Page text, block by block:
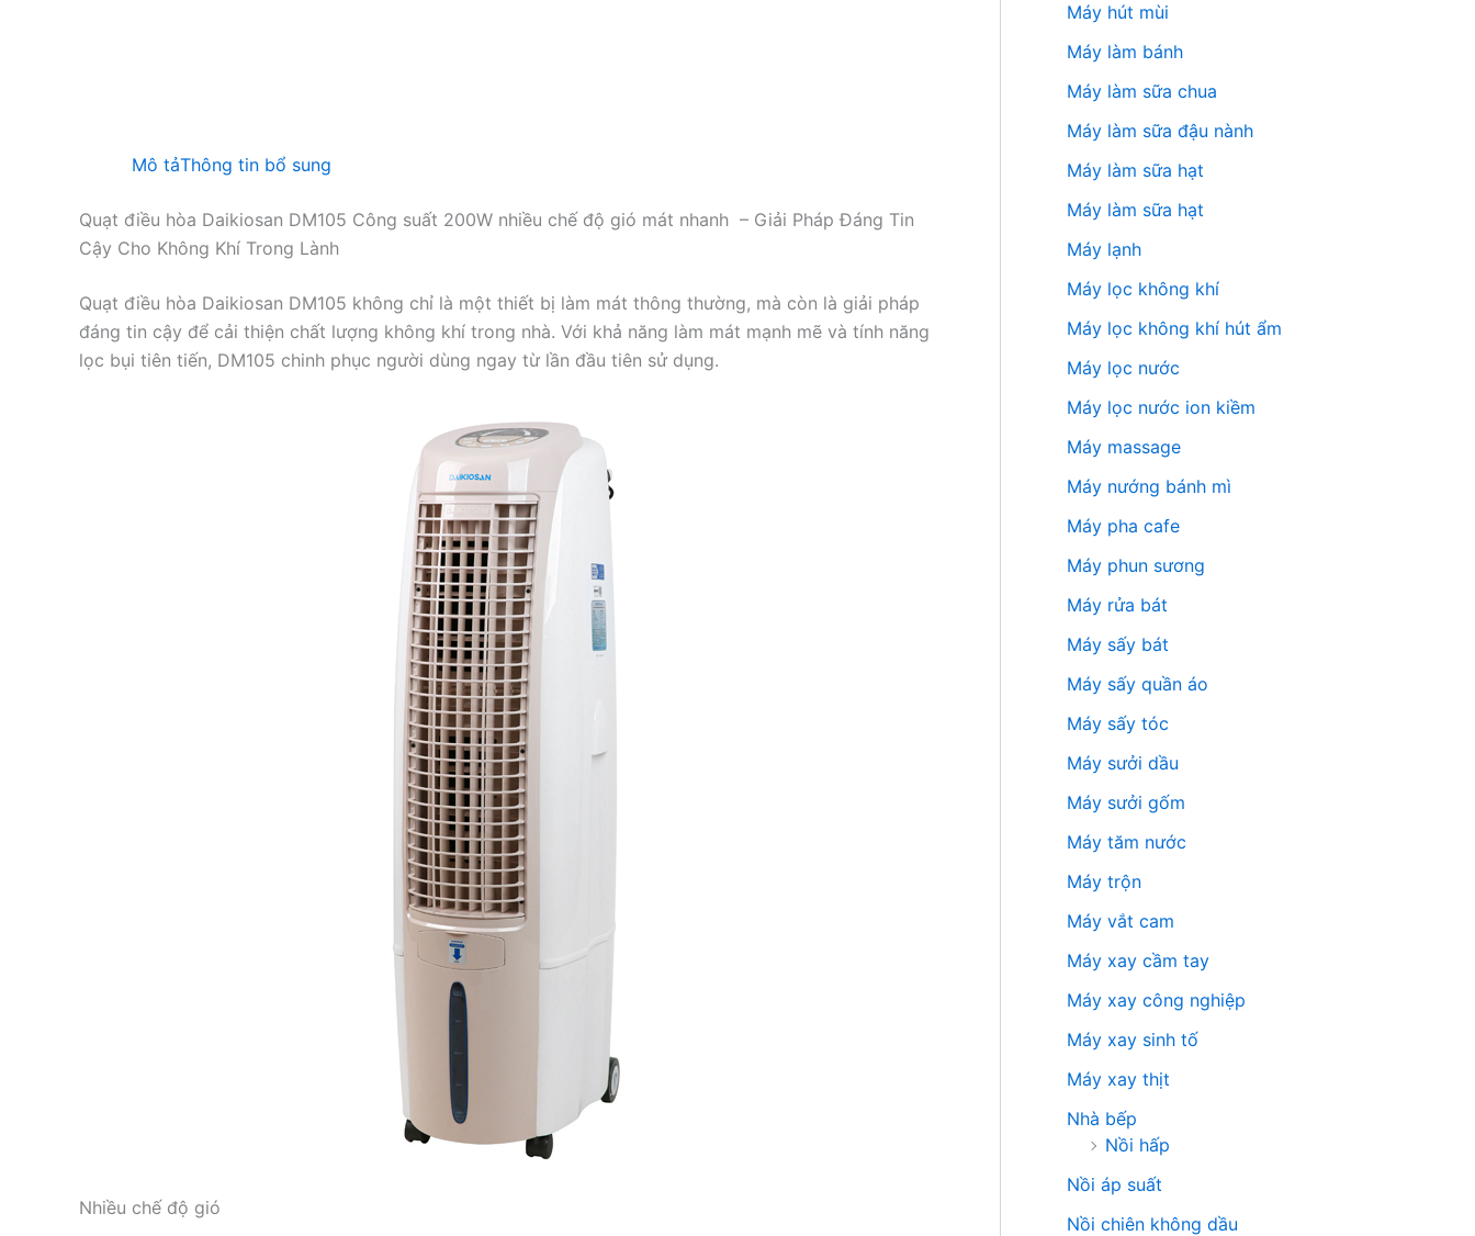
Mô tảThông tin bổ sung
Quạt điều hòa Daikiosan DM105 Công suất 200W nhiều chế độ gió mát nhanh – Giải Pháp Đáng Tin
Cậy Cho Không Khí Trong Lành
Quạt điều hòa Daikiosan DM105 không chỉ là một thiết bị làm mát thông thường, mà còn là giải pháp
đáng tin cậy để cải thiện chất lượng không khí trong nhà. Với khả năng làm mát mạnh mẽ và tính năng
lọc bụi tiên tiến, DM105 chinh phục người dùng ngay từ lần đầu tiên sử dụng.
Nhiều chế độ gió
Máy hút mùi
Máy làm bánh
Máy làm sữa chua
Máy làm sữa đậu nành
Máy làm sữa hạt
Máy làm sữa hạt
Máy lạnh
Máy lọc không khí
Máy lọc không khí hút ẩm
Máy lọc nước
Máy lọc nước ion kiềm
Máy massage
Máy nướng bánh mì
Máy pha cafe
Máy phun sương
Máy rửa bát
Máy sấy bát
Máy sấy quần áo
Máy sấy tóc
Máy sưởi dầu
Máy sưởi gốm
Máy tăm nước
Máy trộn
Máy vắt cam
Máy xay cầm tay
Máy xay công nghiệp
Máy xay sinh tố
Máy xay thịt
Nhà bếp
Nồi hấp
Nồi áp suất
Nồi chiên không dầu